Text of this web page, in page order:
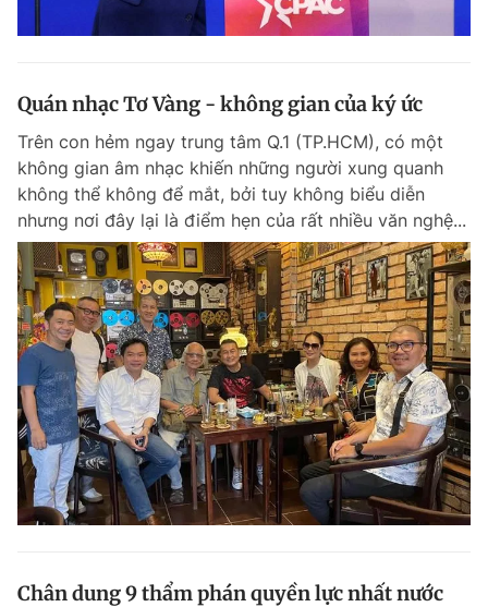
Quán nhạc Tơ Vàng - không gian của ký ức
Trên con hẻm ngay trung tâm Q.1 (TP.HCM), có một
không gian âm nhạc khiến những người xung quanh
không thể không để mắt, bởi tuy không biểu diễn
nhưng nơi đây lại là điểm hẹn của rất nhiều văn nghệ...
Chân dung 9 thẩm phán quyền lực nhất nước